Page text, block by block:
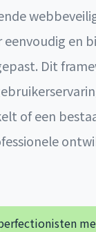
en
Dit
of een